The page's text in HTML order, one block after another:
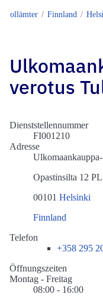
Zollämter Finnland
verotus
Dienststellennummer
FI001210
Adresse
Opastinsilta 12
00101 Helsinki
Finnland
Telefon
+358 295
Öffnungszeiten
Montag - Freitag
08:00 - 16:00